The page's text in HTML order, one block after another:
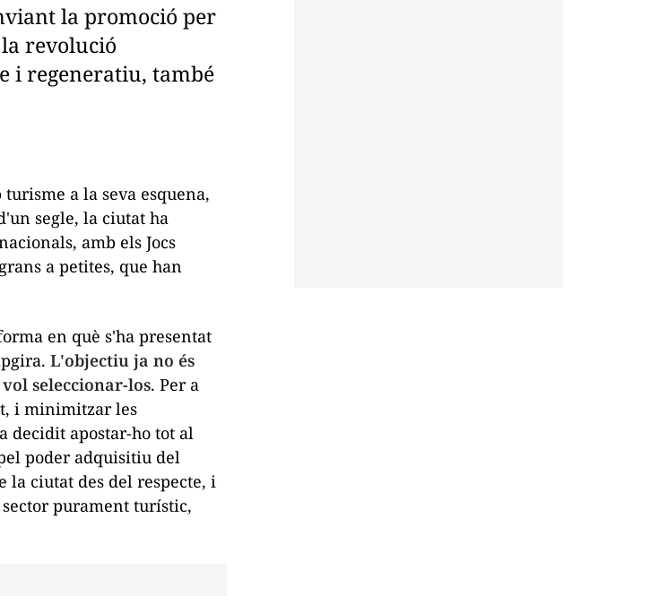
la promoció per
revolució
i regeneratiu, també
a la seva esquena,
segle, la ciutat ha
amb els Jocs
a petites, que han
en què s'ha presentat
L'objectiu ja no és
seleccionar-los. Per a
i minimitzar les
decidit apostar-ho tot al
poder adquisitiu del
la ciutat des del respecte, i
purament turístic,